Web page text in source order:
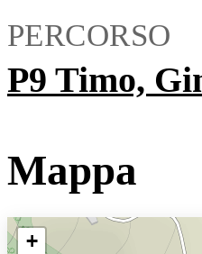
PERCORSO
P9 Timo,
Mappa
+